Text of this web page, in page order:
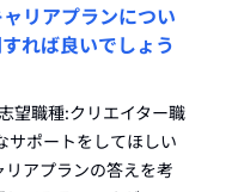
リアプランについ
れば良いでしょう
望職種:クリエイター職
サポートをしてほしい
アプランの答えを考